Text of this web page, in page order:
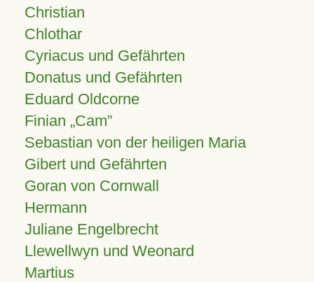
Christian
Chlothar
Cyriacus und Gefährten
Donatus und Gefährten
Eduard Oldcorne
Finian Cam
Sebastian von der heiligen Maria
Gibert und Gefährten
Goran von Cornwall
Hermann
Juliane Engelbrecht
Llewellwyn und Weonard
Martius